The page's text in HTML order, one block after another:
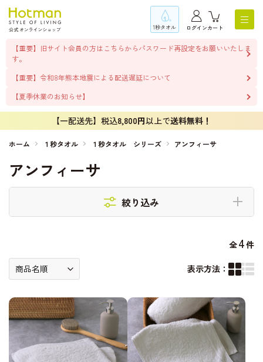
1秒タオル ログインカート
【重要】旧サイト会員の方はこちらからパスワード再設定をお願いいたしま
す。
【重要】令和8年熊本地震による配送遅延について
【夏季休業のお知らせ】
【一配送先】税込8,800円以上で送料無料！
ホーム １秒タオル １秒タオル シリーズ アンフィーサ
アンフィーサ
絞り込み
全4件
表示方法：